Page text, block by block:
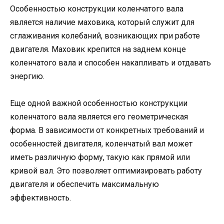
Особенностью конструкции коленчатого вала
является наличие маховика, который служит для
сглаживания колебаний, возникающих при работе
двигателя. Маховик крепится на заднем конце
коленчатого вала и способен накапливать и отдавать
энергию.
Еще одной важной особенностью конструкции
коленчатого вала является его геометрическая
форма. В зависимости от конкретных требований и
особенностей двигателя, коленчатый вал может
иметь различную форму, такую как прямой или
кривой вал. Это позволяет оптимизировать работу
двигателя и обеспечить максимальную
эффективность.